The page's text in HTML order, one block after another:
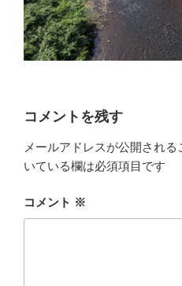
コメントを残す
メールアドレスが公開される
いている欄は必須項目です
コメント ※